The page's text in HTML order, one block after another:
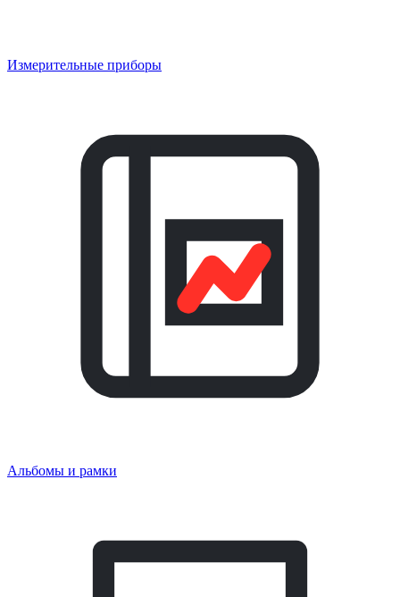
Измерительные приборы
Альбомы и рамки